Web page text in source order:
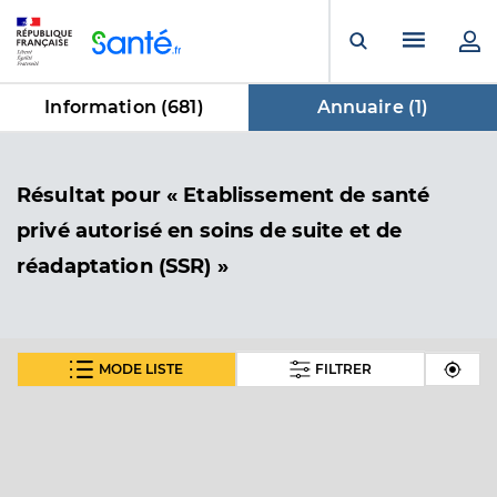
Ouvrir laMenu
Information (681) Annuaire (1)
Résultat dans Annuaire
pour « Etablissement de santé
privé autorisé en soins de suite et de
réadaptation (SSR) »
MODE LISTE FILTRER